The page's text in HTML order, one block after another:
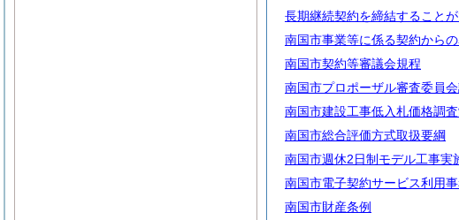
長期継続契約を締結すること
南国市事業等に係る契約から
南国市契約等審議会規程
南国市プロポーザル審査委員
南国市建設工事低入札価格調
南国市総合評価方式取扱要綱
南国市週休2日制モデル工事実
南国市電子契約サービス利用
南国市財産条例